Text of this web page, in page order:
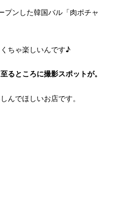
ンした韓国バル「肉ポチャ
ちゃ楽しいんです♪
るところに撮影スポットが。
んでほしいお店です。